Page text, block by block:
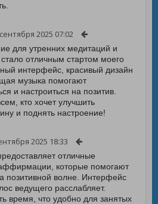
2025 07:02
для утренних медитаций и
отличным стартом моего
интерфейс, красивый дизайн
музыка помогают
и настроиться на позитив.
кто хочет улучшить
и поднять настроение!
2025 18:33
отличные
которые помогают
позитивной волне. Интерфейс
ведущего расслабляет.
время, что удобно для занятых